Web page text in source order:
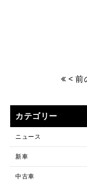
< 前
カテゴリー
ニュース
新車
中古車